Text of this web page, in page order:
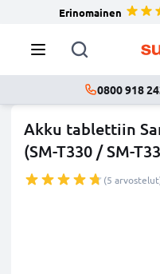
Erinomainen
0800 918
Akku tablettiin
(SM-T330 / SM-
(5